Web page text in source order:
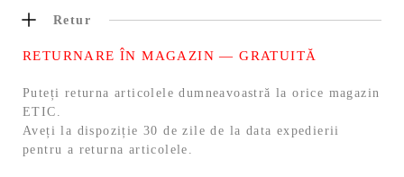
Retur
RETURNARE ÎN MAGAZIN — GRATUITĂ
Puteți returna articolele dumneavoastră la orice magazin
ETIC.
Aveți la dispoziție 30 de zile de la data expedierii
pentru a returna articolele.